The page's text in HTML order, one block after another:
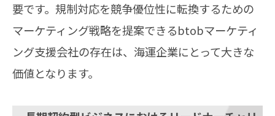
要です。規制対応を競争優位性に転換するための
マーケティング戦略を提案できるbtobマーケティ
ング支援会社の存在は、海運企業にとって大きな
価値となります。